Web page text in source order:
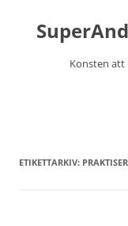
innehåll
Konsten
ETIKETTARKIV: